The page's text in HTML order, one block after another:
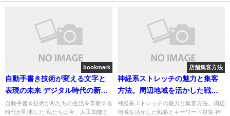
bookmark
自動手書き技術が変える文字と
表現の未来 デジタル時代の新革
命
自動手書き技術が私たちの生活を革新する
時代が到来した 私たちは今、人工知能と
店舗集客方法
神経系ストレッチの魅力と集客
方法。周辺地域を活かした戦略
とキーワード対策
神経系ストレッチの魅力と集客方法。周辺
地域を活かした戦略とキーワード対策 神